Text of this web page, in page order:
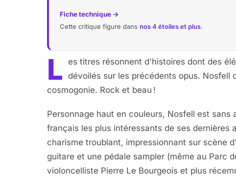
Fiche technique →
Cette critique figure dans nos 4 étoiles et plus.
L
es titres résonnent d'histoires dont des
dévoilés sur les précédents opus.
cosmogonie. Rock et beau !
Personnage haut en couleurs, Nosfell est
français les plus intéressants de ses dernières
charisme troublant, impressionnant sur scène
guitare et une pédale sampler (même au Parc
violoncelliste Pierre Le Bourgeois et plus